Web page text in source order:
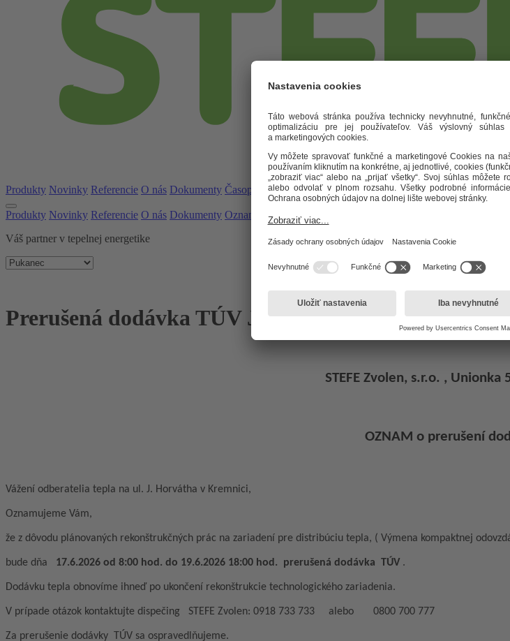
Produkty Novinky Referencie O nás Dokumenty Časopis Oznamy
Produkty Novinky Referencie O nás Dokumenty Oznamy
Časopis
Váš partner v tepelnej energetike
Prerušená dodávka TÚV J. Horvátha 904/38 C,D, v
STEFE Zvolen, s.r.o. , Unionka
OZNAM o prerušení
Vážení odberatelia tepla na ul. J. Horvátha v Kremnici,
Oznamujeme Vám,
že z dôvodu plánovaných rekonštrukčných prác na zariadení pre distribúciu tepla, ( Výmena kompaktnej
bude dňa 17.6.2026 od 8:00 hod. do 19.6.2026 18:00 hod. prerušená dodávka TÚV .
Dodávku tepla obnovíme ihneď po ukončení rekonštrukcie technologického zariadenia.
V prípade otázok kontaktujte dispečing STEFE Zvolen: 0918 733 733 alebo 0800 700 777
Za prerušenie dodávky TÚV sa ospravedlňujeme.